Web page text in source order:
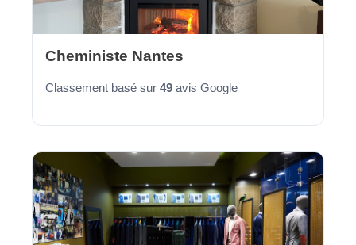
Cheministe Nantes
Classement basé sur 49 avis Google